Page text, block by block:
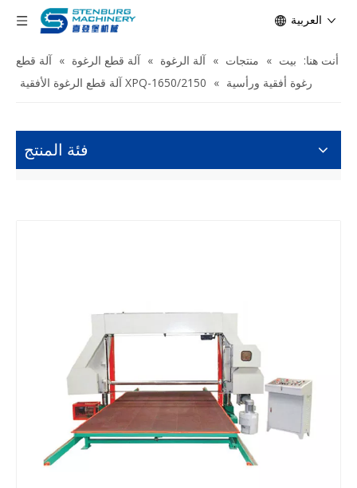
العربية
أنت هنا: بيت » منتجات » آلة الرغوة » آلة قطع الرغوة » آلة قطع
رغوة أفقية ورأسية » XPQ-1650/2150 آلة قطع الرغوة الأفقية
فئة المنتج